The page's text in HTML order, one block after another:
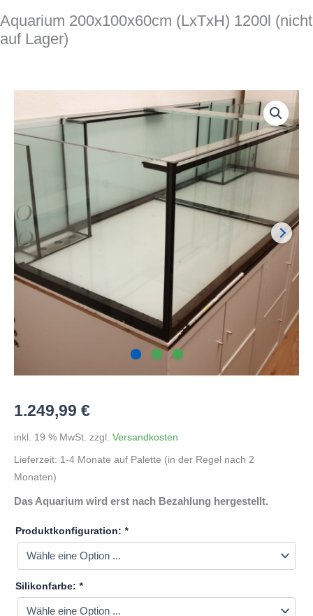
Aquarium 200x100x60cm (LxTxH) 1200l (nicht
auf Lager)
1.249,99 €
inkl. 19 % MwSt. zzgl. Versandkosten
Lieferzeit: 1-4 Monate auf Palette (in der Regel nach 2
Monaten)
Das Aquarium wird erst nach Bezahlung hergestellt.
Produktkonfiguration: *
Silikonfarbe: *